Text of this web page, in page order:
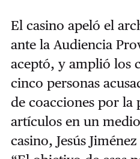
El casino apeló el
ante la Audiencia
aceptó, y amplió los
cinco personas
de coacciones por la
artículos en un
casino, Jesús